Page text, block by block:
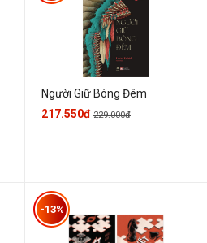
Người Giữ Bóng Đêm
217.550đ 229.000đ
-13%